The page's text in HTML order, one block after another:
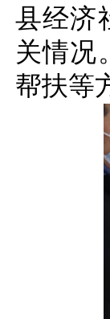
县经济
关情况
帮扶等